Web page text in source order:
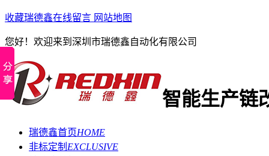
收藏瑞德鑫在线留言 网站地图
您好！欢迎来到深圳市瑞德鑫自动化有限公司
智能生产链
瑞德鑫首页HOME
非标定制 EXCLUSIVE